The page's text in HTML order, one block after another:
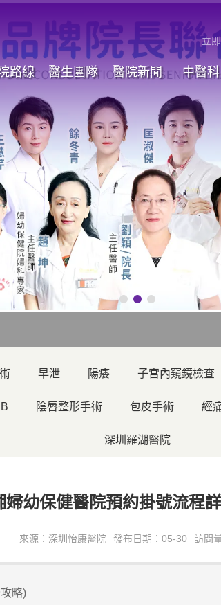
立
路線 醫生團隊 醫院新聞 中醫科
早泄 陽痿 子宮內窺鏡檢查
陰唇整形手術 包皮手術 經
深圳羅湖醫院
婦幼保健醫院預約掛號流程
來源：深圳怡康醫院 發布日期：05-30 訪問
略)